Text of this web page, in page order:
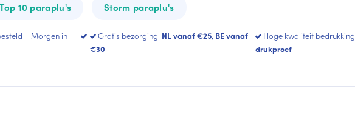
Top 10 paraplu's Storm paraplu's
= Morgen in
Gratis bezorging NL vanaf €25, BE vanaf
€30
Hoge kwaliteit bedrukking
drukproef